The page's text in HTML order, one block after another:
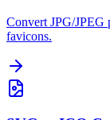
Convert JPG/JPEG
favicons.